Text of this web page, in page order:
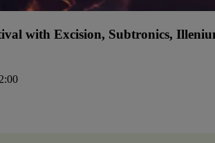
with Excision, Subtronics,